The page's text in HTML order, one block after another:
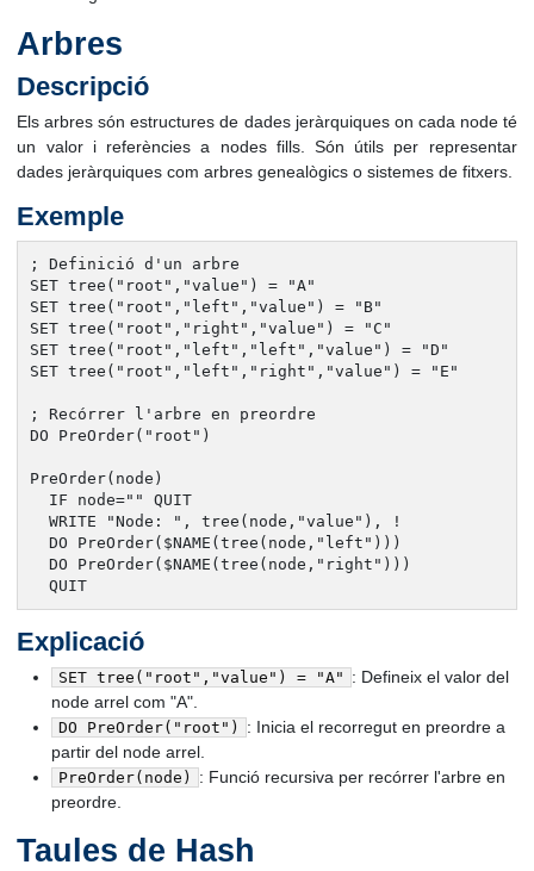
Arbres
Descripció
Els arbres són estructures de dades jeràrquiques on cada node té
un valor i referències a nodes fills. Són útils per representar
dades jeràrquiques com arbres genealògics o sistemes de fitxers.
Exemple
; Definició d'un arbre
SET tree("root","value") = "A"
SET tree("root","left","value") = "B"
SET tree("root","right","value") = "C"
SET tree("root","left","left","value") = "D"
SET tree("root","left","right","value") = "E"
; Recórrer l'arbre en preordre
DO PreOrder("root")
PreOrder(node)
  IF node="" QUIT
  WRITE "Node: ", tree(node,"value"), !
  DO PreOrder($NAME(tree(node,"left")))
  DO PreOrder($NAME(tree(node,"right")))
  QUIT
Explicació
SET tree("root","value") = "A" : Defineix el valor del
node arrel com "A".
DO PreOrder("root")
: Inicia el recorregut en preordre a
partir del node arrel.
PreOrder(node)
: Funció recursiva per recórrer l'arbre en
preordre.
Taules de Hash